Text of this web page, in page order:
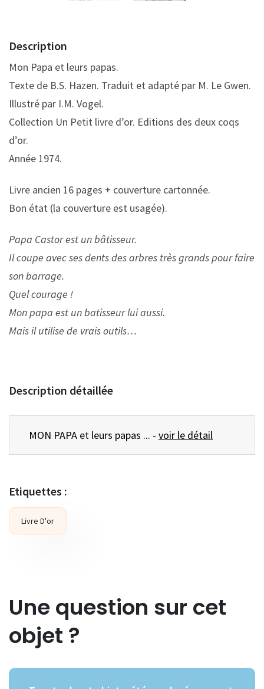
Description
Mon Papa et leurs papas.
Texte de B.S. Hazen. Traduit et adapté par M. Le Gwen.
Illustré par I.M. Vogel.
Collection Un Petit livre d’or. Editions des deux coqs
d’or.
Année 1974.
Livre ancien 16 pages + couverture cartonnée.
Bon état (la couverture est usagée).
Papa Castor est un bâtisseur.
Il coupe avec ses dents des arbres très grands pour faire
son barrage.
Quel courage !
Mon papa est un batisseur lui aussi.
Mais il utilise de vrais outils…
Description détaillée
MON PAPA et leurs papas ... - voir le détail
Etiquettes :
Livre D'or
Une question sur cet
objet ?